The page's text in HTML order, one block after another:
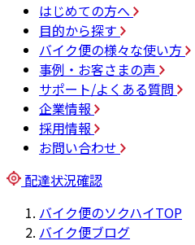
はじめての方へ
目的から探す
バイク便の様々な使い方
事例・お客さまの声
サポート/よくある質問
企業情報
採用情報
お問い合わせ
配達状況確認
バイク便のソクハイTOP
バイク便ブログ